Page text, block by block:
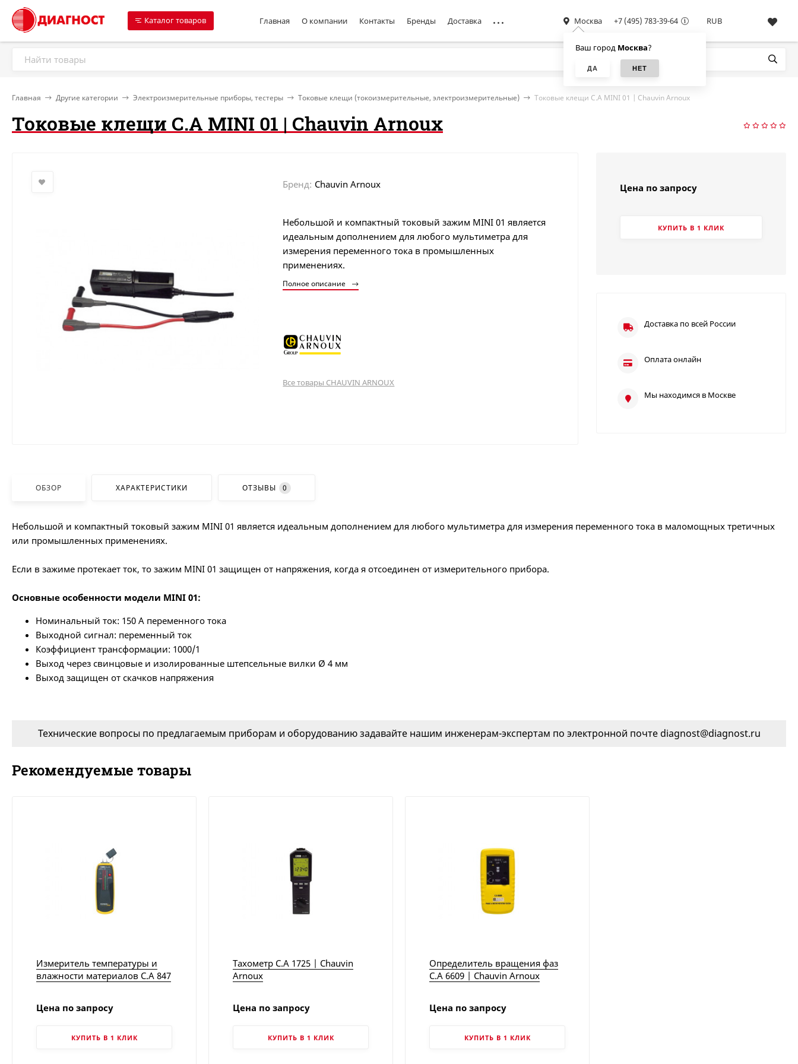
Каталог товаров Главная О компании Контакты Бренды Доставка Москва
Ваш город Москва?
+7 (495) 783-39-64 RUB
Главная Другие категории Электроизмерительные приборы, тестеры Токовые клещи (токоизмерительные, электроизмерительные) Токовые клещи C.A MINI 01 | Chauvin Arnoux
Токовые клещи C.A MINI 01 | Chauvin Arnoux
Бренд: Chauvin Arnoux
Небольшой и компактный токовый зажим MINI 01 является
идеальным дополнением для любого мультиметра для
измерения переменного тока в промышленных
применениях.
Полное описание
Все товары CHAUVIN ARNOUX
Цена по запросу
КУПИТЬ В 1 КЛИК
Доставка по всей России
Оплата онлайн
Мы находимся в Москве
ОБЗОР ХАРАКТЕРИСТИКИ ОТЗЫВЫ 0
Небольшой и компактный токовый зажим MINI 01 является идеальным дополнением для любого мультиметра для измерения переменного тока в маломощных третичных
или промышленных применениях.
Если в зажиме протекает ток, то зажим MINI 01 защищен от напряжения, когда я отсоединен от измерительного прибора.
Основные особенности модели MINI 01:
Номинальный ток: 150 А переменного тока
Выходной сигнал: переменный ток
Коэффициент трансформации: 1000/1
Выход через свинцовые и изолированные штепсельные вилки Ø 4 мм
Выход защищен от скачков напряжения
Технические вопросы по предлагаемым приборам и оборудованию задавайте нашим инженерам-экспертам по электронной почте diagnost@diagnost.ru
Рекомендуемые товары
Измеритель температуры и
влажности материалов C.A 847
Цена по запросу
КУПИТЬ В 1 КЛИК
Тахометр C.A 1725 | Chauvin
Arnoux
Цена по запросу
КУПИТЬ В 1 КЛИК
Определитель вращения фаз
C.A 6609 | Chauvin Arnoux
Цена по запросу
КУПИТЬ В 1 КЛИК